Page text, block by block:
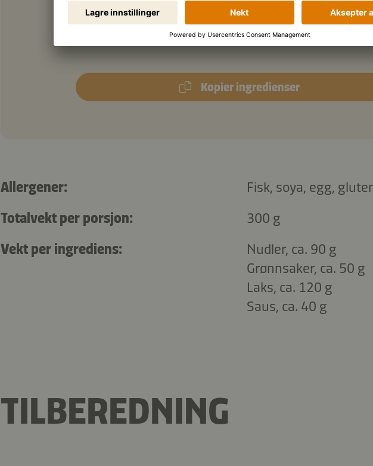
200 g smør, kaldt
Kopier ingredienser
Allergener:
Fisk, soya, egg,
Totalvekt per porsjon:
300 g
Vekt per ingrediens:
Nudler, ca. 90 g
Grønnsaker, ca. 50 g
Laks, ca. 120 g
Saus, ca. 40 g
TILBEREDNING